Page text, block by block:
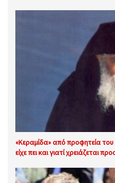
«Κεραμίδα» από προφητεία του
είχε πει και γιατί χρειάζεται